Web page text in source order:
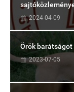
2024-04-09
Örök
2023-07-05